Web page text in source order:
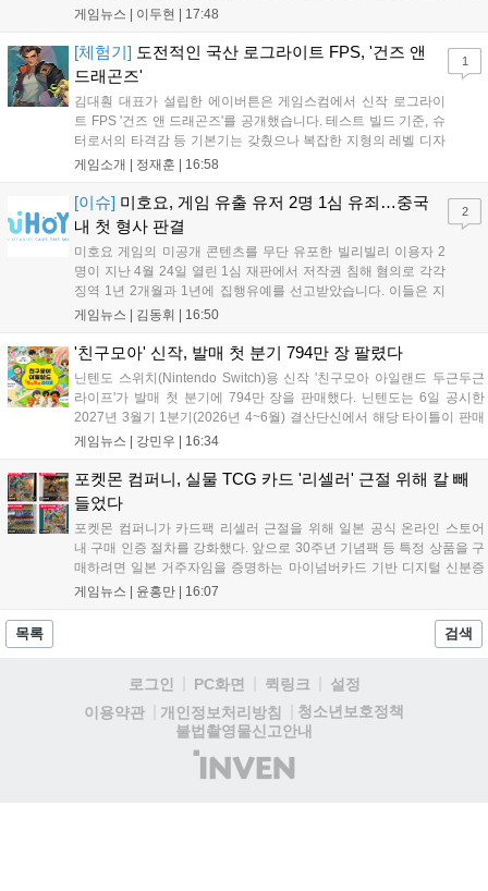
주요 쟁점과 성과를 짚은 데 이어, 박종현 한양대 법학전문대학원 교수
호사가 게임 등...
게임뉴스 | 이두현 | 17:48
[체험기] 도전적인 국산 로그라이트 FPS, '건즈 앤
드래곤즈'
김대훤 대표가 설립한 에이버튼은 게임스컴에서 신작 로그라이
트 FPS '건즈 앤 드래곤즈'를 공개했습니다. 테스트 빌드 기준, 슈
터로서의 타격감 등 기본기는 갖췄으나 복잡한 지형의 레벨 디자
인은 개선이 필요해 보입니다. 또한, 성장 트랙의 과도한 분절과
요구됩니다. 개발사는 향후 캐릭터 추가 등을 통해 게임성을 다듬
어 경쟁력을 확보할 계획입니다....
게임소개 | 정재훈 | 16:58
1
[이슈] 미호요, 게임 유출 유저 2명 1심 유죄…중국
내 첫 형사 판결
미호요 게임의 미공개 콘텐츠를 무단 유포한 빌리빌리 이용자 2
명이 지난 4월 24일 열린 1심 재판에서 저작권 침해 혐의로 각각
징역 1년 2개월과 1년에 집행유예를 선고받았습니다. 이들은 지
난해 7월부터 원신 등 주요 게임의 영상을 유포해 60만 회 이상의
이후 중국 내 첫 형사사건임을 강조하며 향후 무단 유출에 강경
게임뉴스 | 김동휘 | 16:50
2
'친구모아' 신작, 발매 첫 분기 794만 장 팔렸다
닌텐도 스위치(Nintendo Switch)용 신작 '친구모아 아일랜드 두근두근
라이프'가 발매 첫 분기에 794만 장을 판매했다. 닌텐도는 6일 공시한
2027년 3월기 1분기(2026년 4~6월) 결산단신에서 해당 타이틀이 판매
를 크게 늘렸다고 밝혔다. 4월 16일 발매된 이 작품은 약 2개월 반 만에
게임뉴스 | 강민우 | 16:34
포켓몬 컴퍼니, 실물 TCG 카드 '리셀러' 근절 위해 칼 빼
들었다
포켓몬 컴퍼니가 카드팩 리셀러 근절을 위해 일본 공식 온라인 스토어
내 구매 인증 절차를 강화했다. 앞으로 30주년 기념팩 등 특정 상품을 구
매하려면 일본 거주자임을 증명하는 마이넘버카드 기반 디지털 신분증
이 필수다. 해당 상품들은 온라인 추첨제로만 판매되며, 이번 조치는 과
러한 정책이 시장 물량 안정화에 어떤 영향을 미칠지 업계의 이목이 쏠
게임뉴스 | 윤홍만 | 16:07
목록 검색
로그인 PC화면 퀵링크
설정
이용약관
개인정보처리방침
청소년보호정책
불법촬영물신고안내
(주)
인